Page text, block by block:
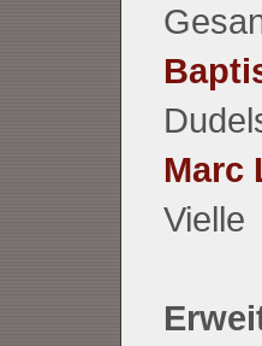
Marc
Vielle